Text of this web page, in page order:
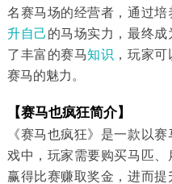
名赛马场的经营者，通过培
升自己 的马场实力，最终
了丰富的赛马知识 ，玩家
赛马的魅力。
【赛马也疯狂简介】
《赛马也疯狂》是一款以赛
戏中，玩家需要购买马匹
赢得比赛赚取奖金，进而